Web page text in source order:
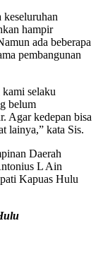
keseluruhan
hampir
ada beberapa
pembangunan
selaku
belum
Agar kedepan bisa
lainya,” kata Sis.
Daerah
L Ain
Kapuas Hulu